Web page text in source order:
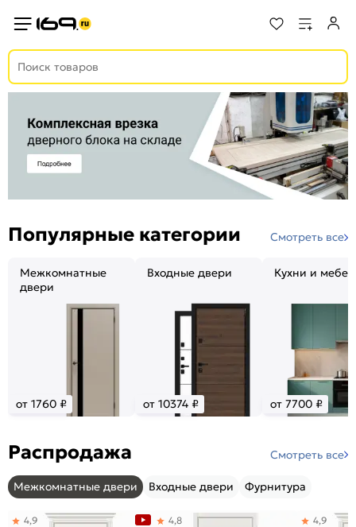
Популярные категории Смотреть все
Межкомнатные
двери
от 1760 ₽
Входные двери
от 10374 ₽
Кухни и
от 7700 ₽
Распродажа Смотреть все
Межкомнатные двери Входные двери Фурнитура
4,9 4,8 4,9